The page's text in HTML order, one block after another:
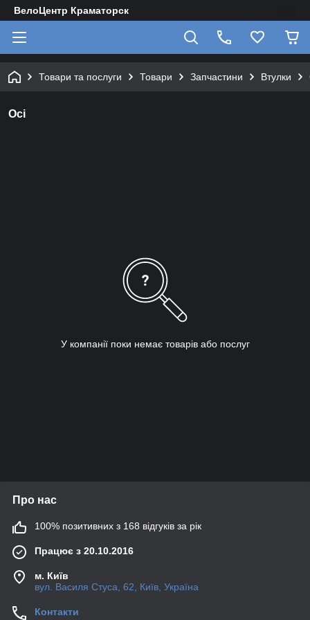
ВелоЦентр Краматорск
Товари та послуги Товари Запчастини Втулки
Осі
У компанії поки немає товарів або послуг
Про нас
100% позитивних з 168 відгуків за рік
Працює з 20.10.2016
м. Київ
вул. Василя Стуса, 62, Київ, Україна
Контакти